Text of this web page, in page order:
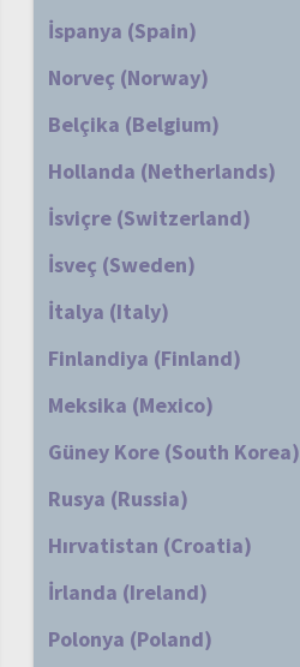
İspanya (Spain)
Norveç (Norway)
Belçika (Belgium)
Hollanda (Netherlands)
İsviçre (Switzerland)
İsveç (Sweden)
İtalya (Italy)
Finlandiya (Finland)
Meksika (Mexico)
Güney Kore (South Korea)
Rusya (Russia)
Hırvatistan (Croatia)
İrlanda (Ireland)
Polonya (Poland)